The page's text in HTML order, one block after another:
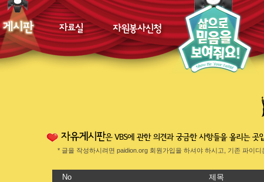
* 글을 작성하시려면 paidion.org 회원가입을 하셔야 하시고, 기존 파이
No 제목